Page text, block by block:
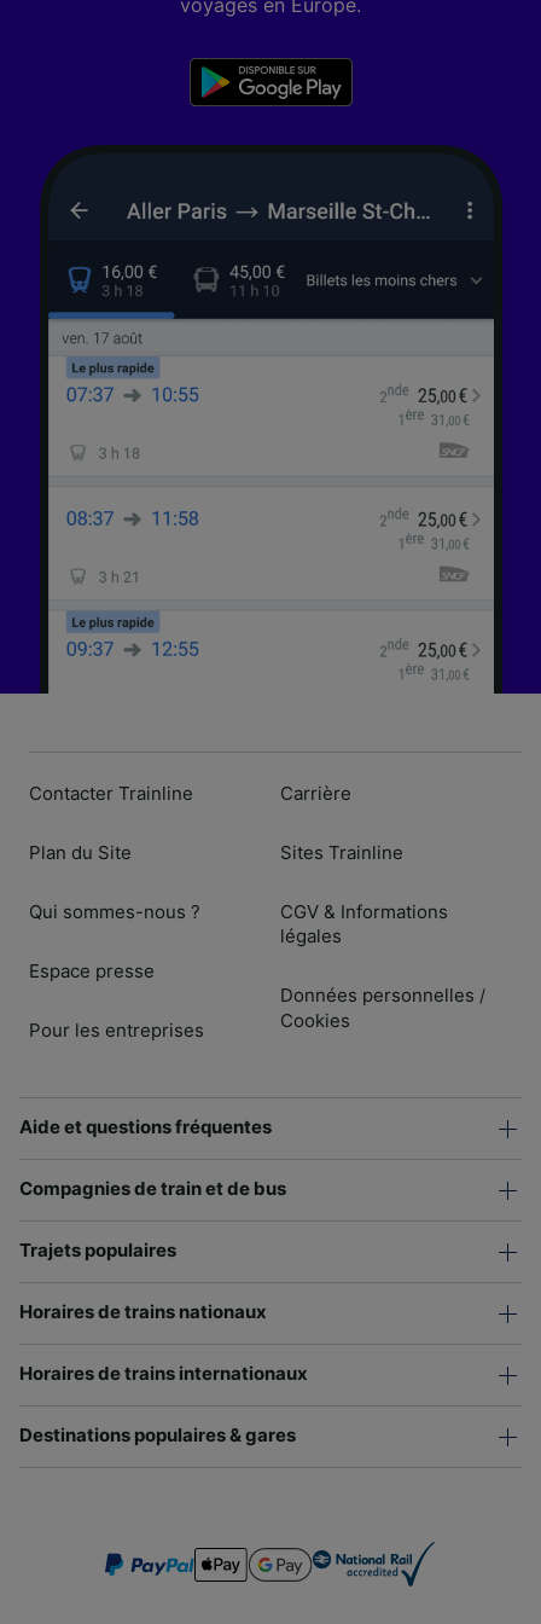
voyages en Europe.
Contacter Trainline
Plan du Site
Qui sommes-nous ?
Espace presse
Pour les entreprises
Carrière
Sites Trainline
CGV & Informations
légales
Données personnelles /
Cookies
Aide et questions fréquentes
Compagnies de train et de bus
Trajets populaires
Horaires de trains nationaux
Horaires de trains internationaux
Destinations populaires & gares
études d’audience et développement de
Liste de nos partenaires (fournisseurs)